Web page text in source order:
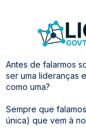
Antes de falarmos
ser uma lideranças
como uma?
Sempre que
única) que vem à